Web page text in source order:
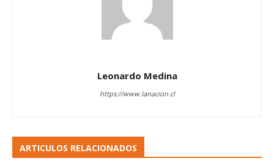
Leonardo Medina
https://www.lanacion.cl
ARTICULOS RELACIONADOS